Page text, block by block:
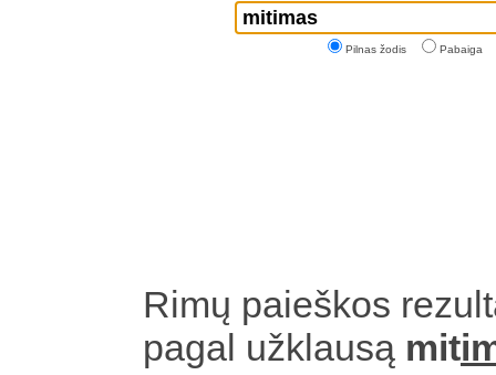
Pilnas žodis Pabaiga
Rimų paieškos
pagal užklausą mit